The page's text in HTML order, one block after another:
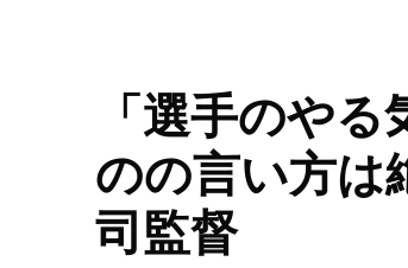
の
縮
図
が
「選手のや
のの言い方は
司監督